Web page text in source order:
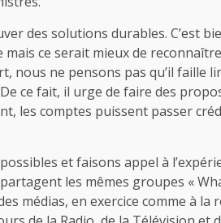
des solutions durables. C’est
ce serait mieux de
nous ne pensons pas qu’il faille
ce fait, il urge de faire des
les comptes puissent passer
et faisons appel à
les mêmes groupes «
médias, en exercice comme à la